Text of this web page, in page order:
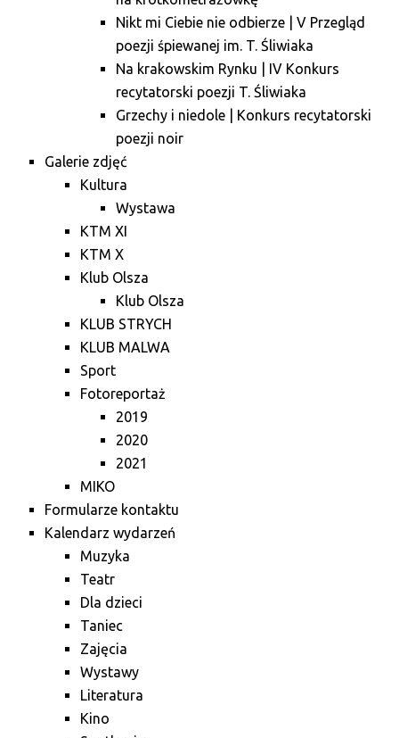
Nikt mi Ciebie nie odbierze | V Przegląd
poezji śpiewanej im. T. Śliwiaka
Na krakowskim Rynku | IV Konkurs
recytatorski poezji T. Śliwiaka
Grzechy i niedole | Konkurs recytatorski
poezji noir
Galerie zdjęć
Kultura
Wystawa
KTM XI
KTM X
Klub Olsza
Klub Olsza
KLUB STRYCH
KLUB MALWA
Sport
Fotoreportaż
2019
2020
2021
MIKO
Formularze kontaktu
Kalendarz wydarzeń
Muzyka
Teatr
Dla dzieci
Taniec
Zajęcia
Wystawy
Literatura
Kino